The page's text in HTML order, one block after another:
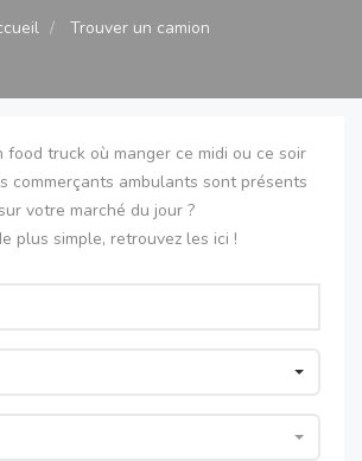
Trouver un camion
food truck où manger ce midi ou ce soir
commerçants ambulants sont présents
votre marché du jour ?
plus simple, retrouvez les ici !